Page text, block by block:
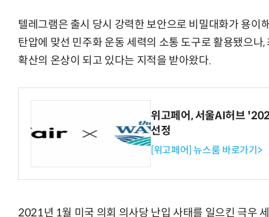
텔레그램은 출시 당시 강력한 보안으로 비밀대화가 용이
탄압에 맞선 민주화 운동 세력의 소통 도구로 활용됐으
확산의 온상이 되고 있다는 지적을 받아왔다.
위고페어, 서울AI허브
선정
[위고페어] 뉴스룸 바로가기>
2021년 1월 미국 의회 의사당 난입 사태를 일으킨 극우